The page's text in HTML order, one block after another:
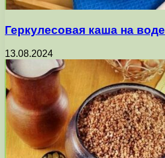
Геркулесовая каша на воде
13.08.2024